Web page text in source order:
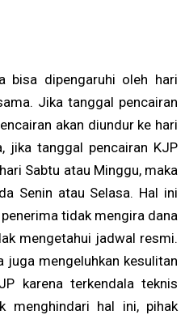
bisa dipengaruhi oleh hari
Jika tanggal pencairan
akan diundur ke hari
jika tanggal pencairan KJP
Sabtu atau Minggu, maka
Senin atau Selasa. Hal ini
tidak mengira dana
mengetahui jadwal resmi.
juga mengeluhkan kesulitan
karena terkendala teknis
menghindari hal ini, pihak